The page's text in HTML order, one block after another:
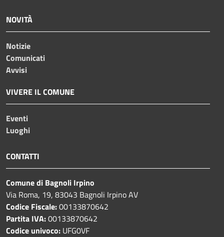
NOVITÀ
Notizie
Comunicati
Avvisi
VIVERE IL COMUNE
Eventi
Luoghi
CONTATTI
Comune di Bagnoli Irpino
Via Roma, 19, 83043 Bagnoli Irpino AV
Codice Fiscale:00133870642
Partita IVA:00133870642
Codice univoco: UFG0VF